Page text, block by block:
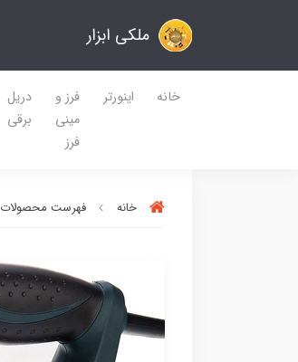
ملکی ابزار
خانه اینورتر
فرز و
مینی
فرز
دریل
برقی
خانه فهرست محصولات